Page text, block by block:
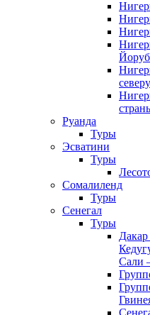
Руанда
Туры
Эсватини
Туры
Сомалиленд
Туры
Сенегал
Туры
Сали